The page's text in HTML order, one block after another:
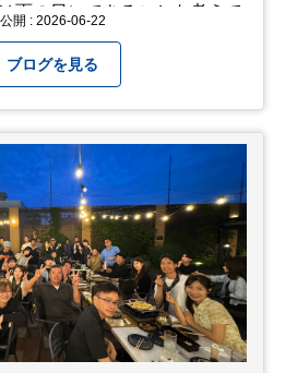
雨の日にできることを考えて
たが、お家には代々10年以上
すが、そのメダカの池にはト
ヤゴがいたり、変な虫が いた
ダカを食べてしまうのでほん
すが、トンボに かえるところ
ました。 が、途中までかえり
なようでした。 秋にはたくさ
いますが、自然の中で成虫に
しいんだなと 実感しました。
いる以上、一所懸命何かをし
なと メダカのお池のトンボか
した。
公開 : 2026-06-22
ブログを見る